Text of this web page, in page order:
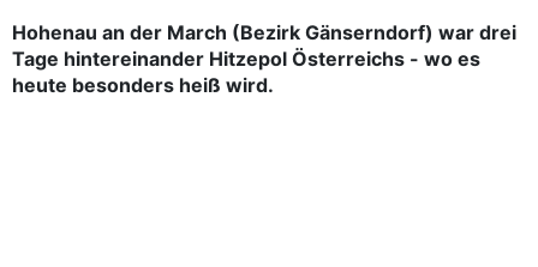
Hohenau an der March (Bezirk Gänserndorf) war drei
Tage hintereinander Hitzepol Österreichs - wo es
heute besonders heiß wird.